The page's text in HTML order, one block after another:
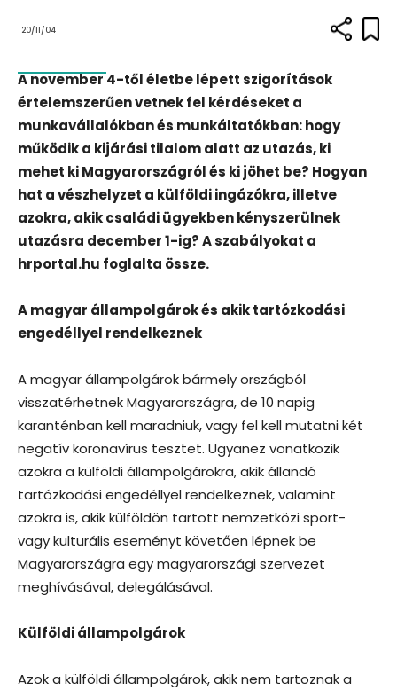
20/11/04
A november 4-től életbe lépett szigorítások
értelemszerűen vetnek fel kérdéseket a
munkavállalókban és munkáltatókban: hogy
működik a kijárási tilalom alatt az utazás, ki
mehet ki Magyarországról és ki jöhet be? Hogyan
hat a vészhelyzet a külföldi ingázókra, illetve
azokra, akik családi ügyekben kényszerülnek
utazásra december 1-ig? A szabályokat a
hrportal.hu foglalta össze.
A magyar állampolgárok és akik tartózkodási
engedéllyel rendelkeznek
A magyar állampolgárok bármely országból
visszatérhetnek Magyarországra, de 10 napig
karanténban kell maradniuk, vagy fel kell mutatni két
negatív koronavírus tesztet. Ugyanez vonatkozik
azokra a külföldi állampolgárokra, akik állandó
tartózkodási engedéllyel rendelkeznek, valamint
azokra is, akik külföldön tartott nemzetközi sport-
vagy kulturális eseményt követően lépnek be
Magyarországra egy magyarországi szervezet
meghívásával, delegálásával.
Külföldi állampolgárok
Azok a külföldi állampolgárok, akik nem tartoznak a